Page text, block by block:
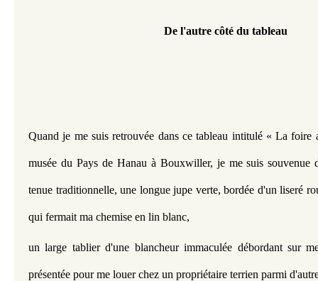
De l'autre côté du tableau
Quand je me suis retrouvée dans ce tableau intitulé « La foire
musée du Pays de Hanau à Bouxwiller, je me suis souvenue
tenue traditionnelle, une longue jupe verte, bordée d'un liseré
qui fermait ma chemise en lin blanc,
un large tablier d'une blancheur immaculée débordant sur
présentée pour me louer chez un propriétaire terrien parmi